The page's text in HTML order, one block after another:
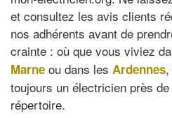
et consultez les avis clients
nos adhérents avant de
crainte : où que vous viviez
Marne ou dans les Ardennes
toujours un électricien près
répertoire.